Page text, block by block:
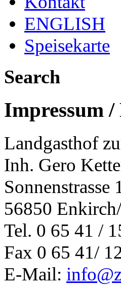
ENGLISH
Speisekarte
Search
Impressum /
Landgasthof
Inh. Gero
Sonnenstrasse
56850
Tel. 0 65 41 /
Fax 0 65 41/
E-Mail: